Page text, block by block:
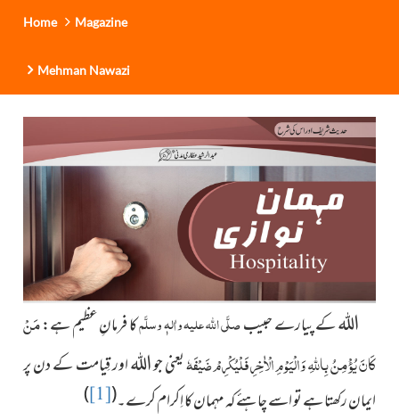
Home Magazine
Mehman Nawazi
اللہکے پیارے حبیبصلَّی اللہ علیہ واٰلہٖ وسلَّمکا فرمانِ عظیم ہے:مَنْ
کَانَ یُؤْمِنُ بِاللہِ وَالْیَوْمِ الْاٰخِرِ فَلْیُکْرِمْ ضَیْفَہٗیعنی جواللہاور قِیامت کے دن پر
ایمان رکھتا ہے تو اسے چاہئے کہ مہمان کا اِکرام کرے۔(
[1]
)